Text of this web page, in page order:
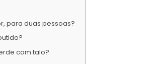
para duas pessoas?
com talo?